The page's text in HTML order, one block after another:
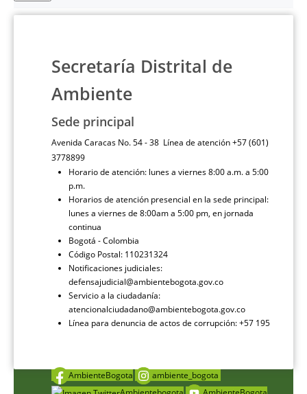
Secretaría Distrital de
Ambiente
Sede principal
Avenida Caracas No. 54 - 38 Línea de atención +57 (601)
3778899
Horario de atención: lunes a viernes 8:00 a.m. a 5:00
p.m.
Horarios de atención presencial en la sede principal:
lunes a viernes de 8:00am a 5:00 pm, en jornada
continua
Bogotá - Colombia
Código Postal: 110231324
Notificaciones judiciales:
defensajudicial@ambientebogota.gov.co
Servicio a la ciudadanía:
atencionalciudadano@ambientebogota.gov.co
Línea para denuncia de actos de corrupción: +57 195
AmbienteBogota
ambiente_bogota